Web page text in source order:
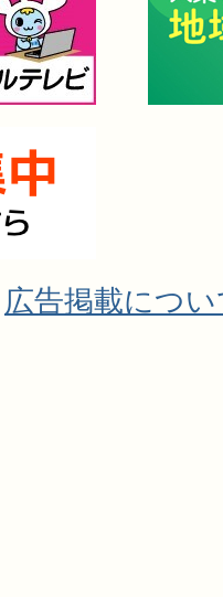
広告掲載につ